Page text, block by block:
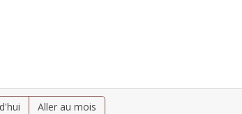
Aller au mois